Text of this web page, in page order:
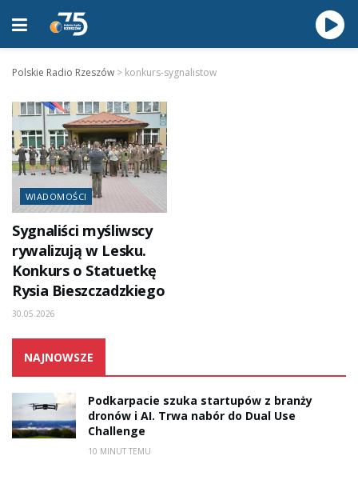
Polskie Radio Rzeszów > konkurs-sygnalistow
WIADOMOŚCI
Sygnaliści myśliwscy
rywalizują w Lesku.
Konkurs o Statuetkę
Rysia Bieszczadzkiego
30.05.2026
NAJNOWSZE
Podkarpacie szuka startupów z branży
dronów i AI. Trwa nabór do Dual Use
Challenge
10 MINUT TEMU